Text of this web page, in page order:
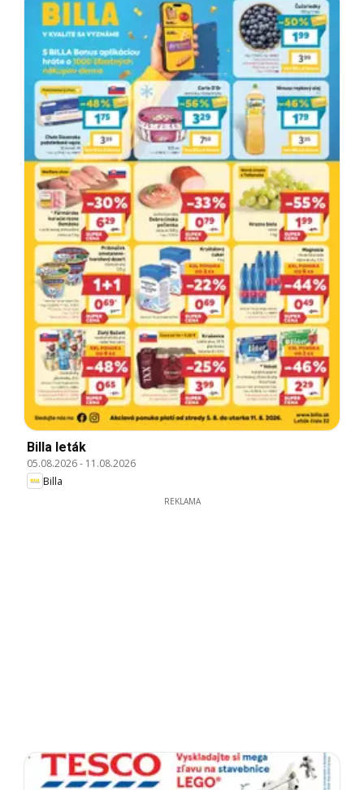
Billa leták
05.08.2026- 11.08.2026
Billa
REKLAMA